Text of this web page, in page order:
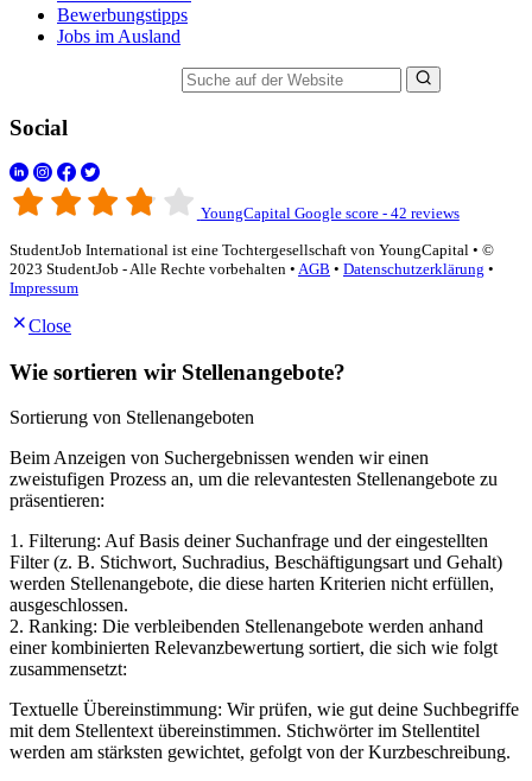
Bewerbungstipps
Jobs im Ausland
Social
YoungCapital Google score - 42 reviews
StudentJob International ist eine Tochtergesellschaft von YoungCapital • ©
2023 StudentJob - Alle Rechte vorbehalten • AGB • Datenschutzerklärung •
Impressum
Close
Wie sortieren wir Stellenangebote?
Sortierung von Stellenangeboten
Beim Anzeigen von Suchergebnissen wenden wir einen
zweistufigen Prozess an, um die relevantesten Stellenangebote zu
präsentieren:
1. Filterung: Auf Basis deiner Suchanfrage und der eingestellten
Filter (z. B. Stichwort, Suchradius, Beschäftigungsart und Gehalt)
werden Stellenangebote, die diese harten Kriterien nicht erfüllen,
ausgeschlossen.
2. Ranking: Die verbleibenden Stellenangebote werden anhand
einer kombinierten Relevanzbewertung sortiert, die sich wie folgt
zusammensetzt:
Textuelle Übereinstimmung: Wir prüfen, wie gut deine Suchbegriffe
mit dem Stellentext übereinstimmen. Stichwörter im Stellentitel
werden am stärksten gewichtet, gefolgt von der Kurzbeschreibung.